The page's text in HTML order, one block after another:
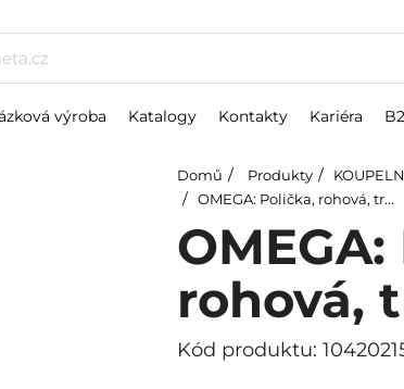
výroba Katalogy Kontakty Kariéra
Domů Produkty
OMEGA: Polička, rohová, trojitá, sklo
rohová,
Kód produktu: